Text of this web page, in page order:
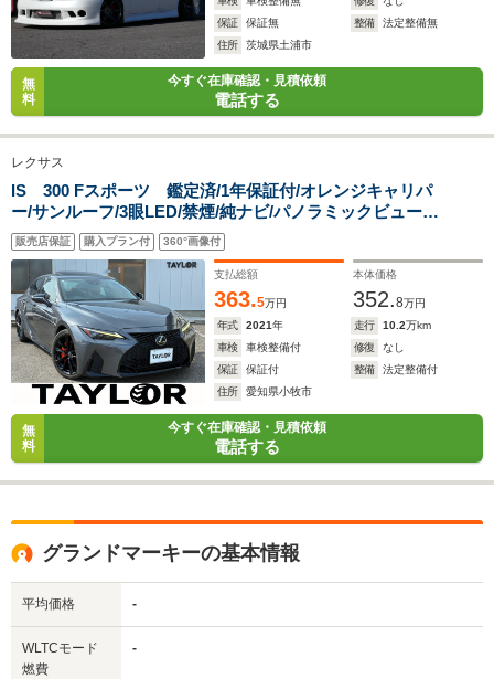
保証
保証無 整備
法定整備無
住所
茨城県土浦市
無
料
今すぐ在庫確認・見積依頼
電話する
レクサス
IS 300 Fスポーツ 鑑定済/1年保証付/オレンジキャリパ
ー/サンルーフ/3眼LED/禁煙/純ナビ/パノラミックビュー
M/ドラレコ/ETC/シートH/シートAC/BSM/レーダークル
ーズ/プリクラ/AW202ブラック塗装済
販売店保証 購入プラン付 360°画像付
支払総額
363.5万円
本体価格
352.8万円
年式
2021年 走行 10.2万km
車検
車検整備付 修復
なし
保証
保証付 整備
法定整備付
住所
愛知県小牧市
無
料
今すぐ在庫確認・見積依頼
電話する
グランドマーキーの基本情報
平均価格 -
WLTCモード
燃費
-